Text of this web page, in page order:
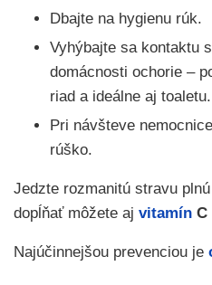
Dbajte na hygienu rúk.
Vyhýbajte sa kontaktu
domácnosti ochorie –
riad a ideálne aj toaletu.
Pri návšteve
rúško.
Jedzte rozmanitú stravu
dopĺňať môžete aj vitamín C
Najúčinnejšou prevenciou je